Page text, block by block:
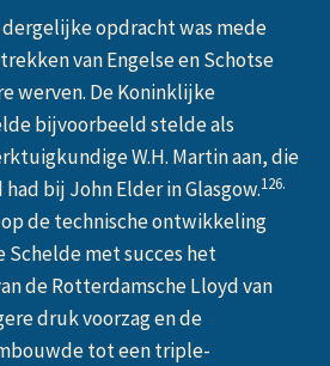
opdracht was mede
van Engelse en Schotse
werven. De Koninklijke
bijvoorbeeld stelde als
W.H. Martin aan, die
bij John Elder in Glasgow.126.
de technische ontwikkeling
Schelde met succes het
de Rotterdamsche Lloyd van
druk voorzag en de
tot een triple-